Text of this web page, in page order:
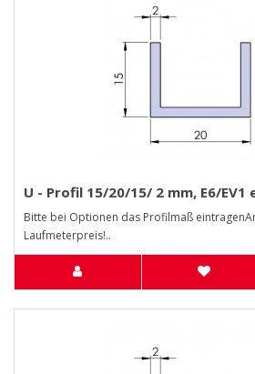
U - Profil 15/20/15/ 2 mm, E6/EV1
Bitte bei Optionen das Profilmaß
Laufmeterpreis!..